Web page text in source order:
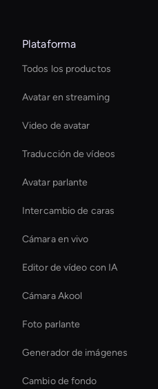
Plataforma
Todos los productos
Avatar en streaming
Video de avatar
Traducción de vídeos
Avatar parlante
Intercambio de caras
Cámara en vivo
Editor de vídeo con IA
Cámara Akool
Foto parlante
Generador de imágenes
Cambio de fondo